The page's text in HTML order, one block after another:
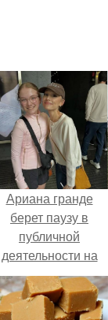
Ариана гранде
берет паузу в
публичной
деятельности на
фоне слухов о
своем здоровье.